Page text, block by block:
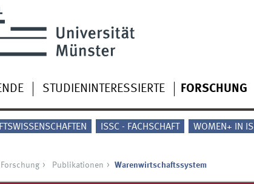
STUDIENINTERESSIERTE FORSCHUNG
ISSC - FACHSCHAFT WOMEN+ IN IS
Forschung Publikationen Warenwirtschaftssystem